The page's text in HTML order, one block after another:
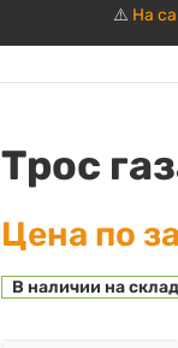
⚠️ На
Трос
Цена по
В наличии на